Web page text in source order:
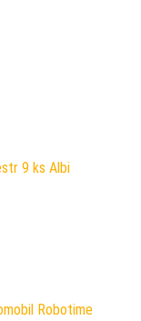
9 ks Albi
Robotime